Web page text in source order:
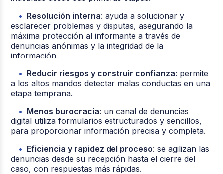
Resolución interna: ayuda a solucionar y
esclarecer problemas y disputas, asegurando la
máxima protección al informante a través de
denuncias anónimas y la integridad de la
información.
Reducir riesgos y construir confianza: permite
a los altos mandos detectar malas conductas en una
etapa temprana.
Menos burocracia: un canal de denuncias
digital utiliza formularios estructurados y sencillos,
para proporcionar información precisa y completa.
Eficiencia y rapidez del proceso: se agilizan las
denuncias desde su recepción hasta el cierre del
caso, con respuestas más rápidas.